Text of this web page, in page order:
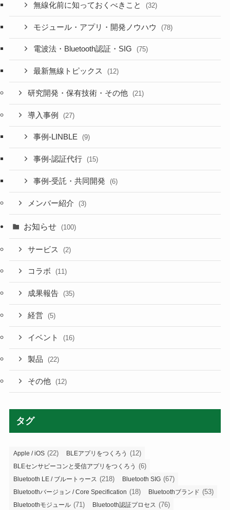
無線化前に知っておくべきこと (32)
モジュール・アプリ・開発ノウハウ (78)
電波法・Bluetooth認証・SIG (75)
最新無線トピックス (12)
研究開発・保有技術・その他 (21)
導入事例 (27)
事例-LINBLE (9)
事例-認証代行 (15)
事例-受託・共同開発 (6)
メンバー紹介 (3)
お知らせ (100)
サービス (2)
コラボ (11)
成果報告 (35)
経営 (5)
イベント (16)
製品 (22)
その他 (12)
タグ
Apple / iOS (22) BLEアプリをつくろう (12)
BLEセンサビーコンと受信アプリをつくろう (6)
Bluetooth LE / ブルートゥース (218) Bluetooth SIG (67)
Bluetoothバージョン / Core Specification (18) Bluetoothブランド (53)
Bluetoothモジュール (71) Bluetooth認証プロセス (76)